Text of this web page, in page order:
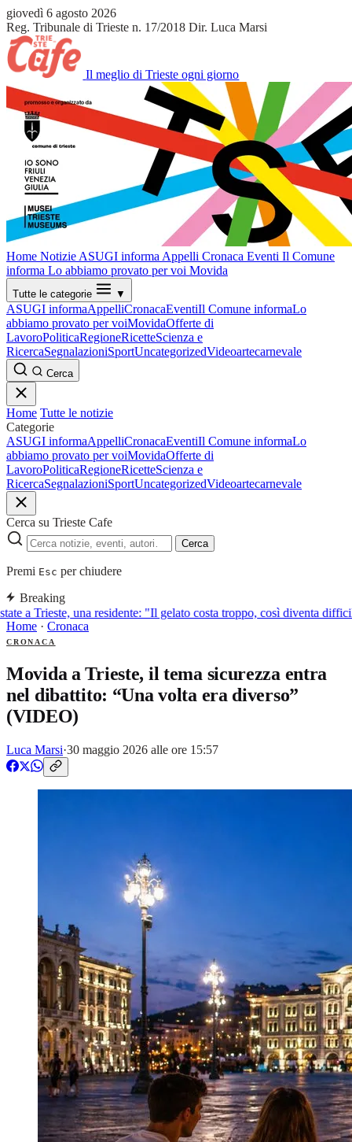
giovedì 6 agosto 2026
Reg. Tribunale di Trieste n. 17/2018 Dir. Luca Marsi
Il meglio di Trieste ogni giorno
Home Notizie ASUGI informa Appelli Cronaca Eventi Il Comune
informa Lo abbiamo provato per voi Movida
Tutte le categorie ▼
ASUGI informaAppelliCronacaEventiIl Comune informaLo
abbiamo provato per voiMovidaOfferte di
LavoroPoliticaRegioneRicetteScienza e
RicercaSegnalazioniSportUncategorizedVideoartecarnevale
Cerca
Home Tutte le notizie
Categorie
ASUGI informaAppelliCronacaEventiIl Comune informaLo
abbiamo provato per voiMovidaOfferte di
LavoroPoliticaRegioneRicetteScienza e
RicercaSegnalazioniSportUncategorizedVideoartecarnevale
Cerca su Trieste Cafe
Cerca
Premi Esc per chiudere
Breaking
a Trieste, una residente: "Il gelato costa troppo, così diventa
Home · Cronaca
CRONACA
Movida a Trieste, il tema sicurezza entra
nel dibattito: “Una volta era diverso”
(VIDEO)
Luca Marsi·30 maggio 2026 alle ore 15:57